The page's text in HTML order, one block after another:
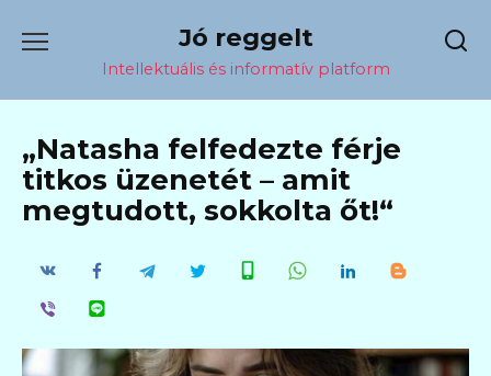
содержанию
Jó reggelt
Intellektuális és informatív platform
„Natasha felfedezte férje
titkos üzenetét – amit
megtudott, sokkolta őt!“